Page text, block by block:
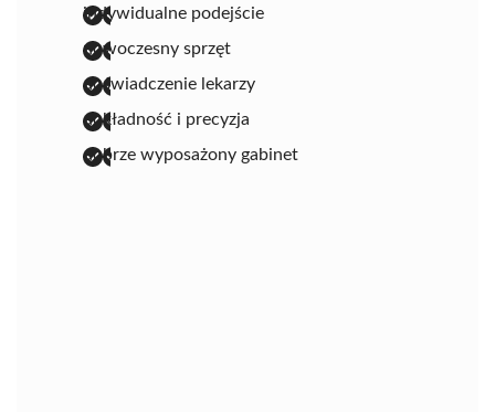
indywidualne podejście
nowoczesny sprzęt
doświadczenie lekarzy
dokładność i precyzja
dobrze wyposażony gabinet